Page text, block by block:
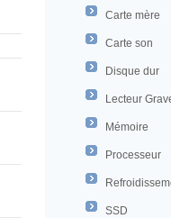
Carte mère
Carte son
Disque dur
Lecteur
Mémoire
Processeur
SSD